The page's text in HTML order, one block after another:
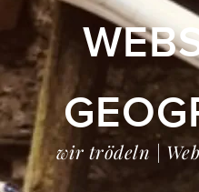
wir trödeln |